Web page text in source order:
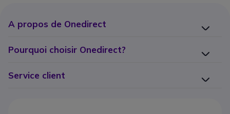
A propos de Onedirect
Pourquoi choisir Onedirect?
Service client